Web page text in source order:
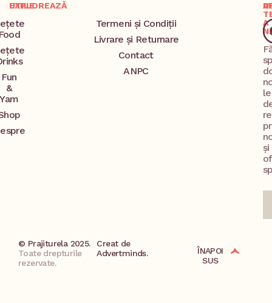
EXPLOREAZĂ
Fun
&
Yam
UTILE
Termeni și Condiții
Livrare și Returnare
Contact
ANPC
A
și
© Prajiturela 2025.
Toate drepturile
rezervate.
Creat de
Advertminds.
ÎNAPOI
SUS